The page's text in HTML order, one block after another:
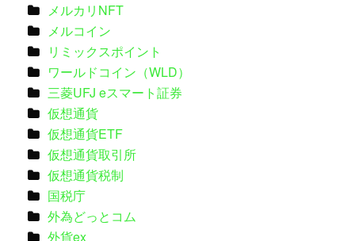
メルカリNFT
メルコイン
リミックスポイント
ワールドコイン（WLD）
三菱UFJ eスマート証券
仮想通貨
仮想通貨ETF
仮想通貨取引所
仮想通貨税制
国税庁
外為どっとコム
外貨ex